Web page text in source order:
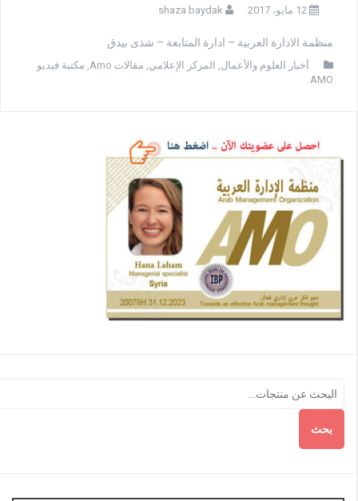
12 مايو، 2017 shaza baydak
منظمة الادارة العربية – ادارة المتابعة – شذى بيدق
أخبار العلوم والأعمال , المركز الإعلامي , مقالات Amo , مكتبة فيديو
AMO
بحث